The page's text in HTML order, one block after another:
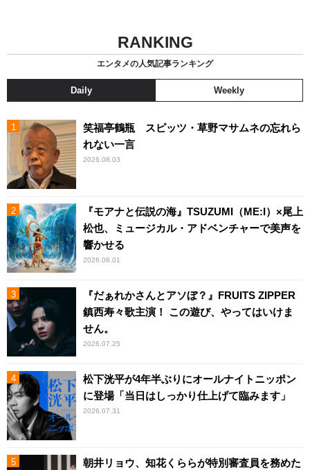
RANKING
エンタメの人気記事ランキング
Daily Weekly
笑福亭鶴瓶 スピッツ・草野マサムネの忘れら
れない一言
2026.08.03
『モアナと伝説の海』TSUZUMI（ME:I）×尾上
松也、ミュージカル・アドベンチャーで美声を
響かせる
2026.08.01
『だぁれかさんとアソぼ？』FRUITS ZIPPER
鎮西寿々歌主演！ この遊び、やってはいけま
せん。
2026.07.25
松下洸平が4年半ぶりにオールナイトニッポン
に登場「当日はしっかり仕上げて臨みます」
2026.07.31
朝井リョウ、知花くららが特別審査員を務めた